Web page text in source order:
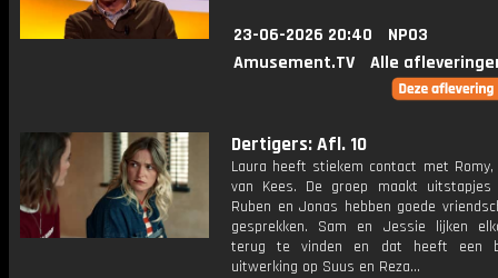
23-06-2026 20:40
NPO3
Amusement.TV
Alle
Dertigers: Afl. 10
Laura heeft stiekem contact met
van Kees. De groep maakt uitstapjes
Ruben en Jonas hebben goede
gesprekken. Sam en Jessie lijken
terug te vinden en dat heeft een
uitwerking op Suus en Reza...